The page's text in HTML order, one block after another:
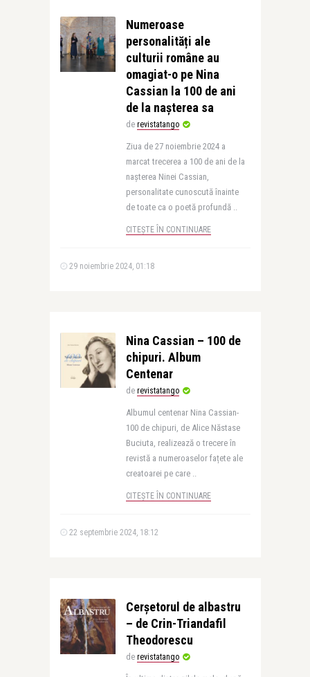
Numeroase
personalități ale
culturii române au
omagiat-o pe Nina
Cassian la 100 de ani
de la nașterea sa
de revistatango
Ziua de 27 noiembrie 2024 a
marcat trecerea a 100 de ani de la
nașterea Ninei Cassian,
personalitate cunoscută înainte
de toate ca o poetă profundă ..
CITEȘTE ÎN CONTINUARE
29 noiembrie 2024, 01:18
Nina Cassian – 100 de
chipuri. Album
Centenar
de revistatango
Albumul centenar Nina Cassian-
100 de chipuri, de Alice Năstase
Buciuta, realizează o trecere în
revistă a numeroaselor fațete ale
creatoarei pe care ..
CITEȘTE ÎN CONTINUARE
22 septembrie 2024, 18:12
Cerșetorul de albastru
– de Crin-Triandafil
Theodorescu
de revistatango